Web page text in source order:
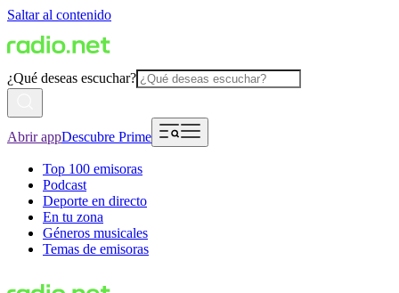
Saltar al contenido
¿Qué deseas escuchar?
Abrir appDescubre Prime
Top 100 emisoras
Podcast
Deporte en directo
En tu zona
Géneros musicales
Temas de emisoras